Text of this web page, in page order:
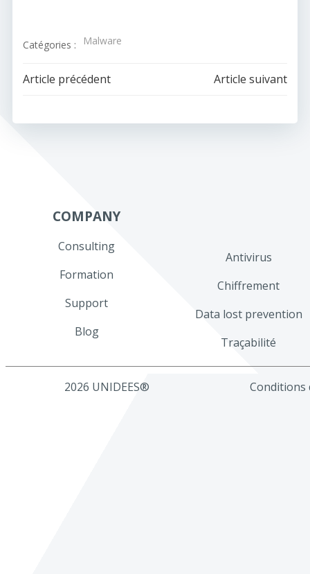
Catégories : Malware
Navigation
de
Article précédent
Navigation
de
Article suivant
COMPANY
Consulting
Formation
Support
Blog
Antivirus
Chiffrement
Data lost prevention
Traçabilité
2026 UNIDEES® Conditions